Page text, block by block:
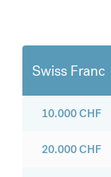
Swiss Franc
10.000CHF
20.000CHF